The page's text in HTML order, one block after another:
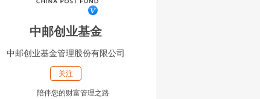
中邮创业基金
中邮创业基金管理股份有限公司
关注
陪伴您的财富管理之路